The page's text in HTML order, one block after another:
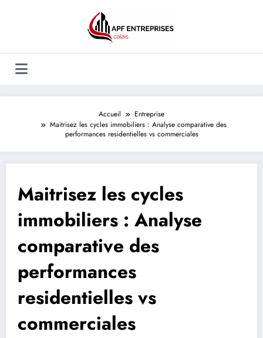
Accueil
Entreprise
Maitrisez les cycles immobiliers : Analyse comparative des
performances residentielles vs commerciales
Maitrisez les cycles
immobiliers : Analyse
comparative des
performances
residentielles vs
commerciales